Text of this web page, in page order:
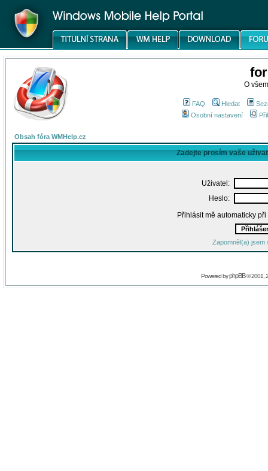
O
FAQ Hledat
Osobní nastavení
Obsah fóra WMHelp.cz
Zadejte prosím vaše
Uživatel:
Heslo:
Přihlásit mě automaticky
Zapomněl(a) jsem
Powered byphpBB© 2001,